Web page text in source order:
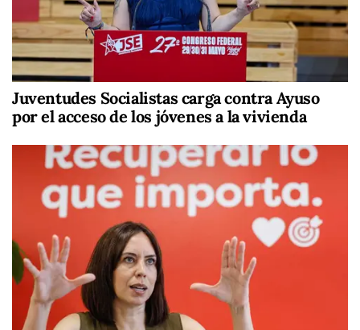
Juventudes Socialistas carga contra Ayuso
por el acceso de los jóvenes a la vivienda